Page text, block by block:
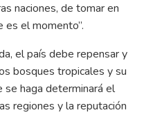
naciones, de tomar en
el momento”.
el país debe repensar y
bosques tropicales y su
se haga determinará el
regiones y la reputación